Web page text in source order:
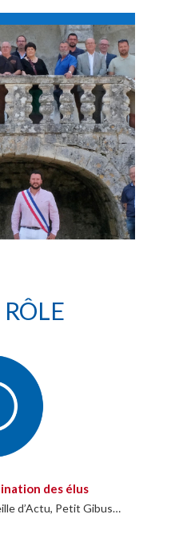
des élus
d’Actu, Petit Gibus…